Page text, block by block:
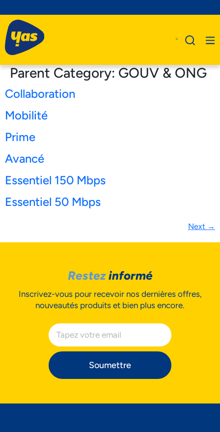
Parent Category:GOUV & ONG
Collaboration
Mobilité
Prime
Avancé
Essentiel 150 Mbps
Essentiel 50 Mbps
Next →
Restezinformé
Inscrivez-vous pour recevoir nos dernières offres,
nouveautés produits et bien plus encore.
Soumettre